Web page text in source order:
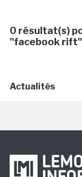
0 résultat(s)
"facebook rift"
Actualités